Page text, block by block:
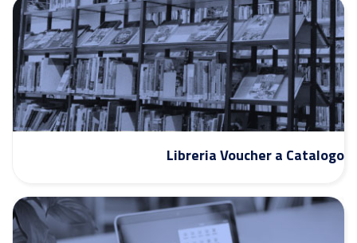
Libreria Voucher a Catalogo